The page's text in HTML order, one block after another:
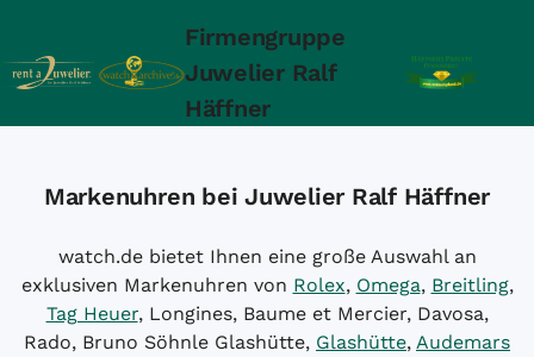
Firmengruppe
Juwelier Ralf
Häffner
Markenuhren bei Juwelier Ralf Häffner
watch.de bietet Ihnen eine große Auswahl an
exklusiven Markenuhren von Rolex, Omega, Breitling,
Tag Heuer, Longines, Baume et Mercier, Davosa,
Rado, Bruno Söhnle Glashütte, Glashütte, Audemars